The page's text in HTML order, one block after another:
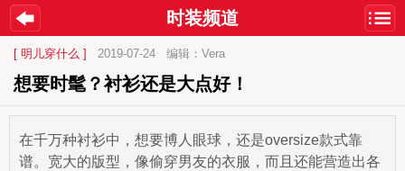
时装频道
[ 明儿穿什么 ] 2019-07-24 编辑：Vera
想要时髦？衬衫还是大点好！
在千万种衬衫中，想要博人眼球，还是oversize款式靠
谱。宽大的版型，像偷穿男友的衣服，而且还能营造出各